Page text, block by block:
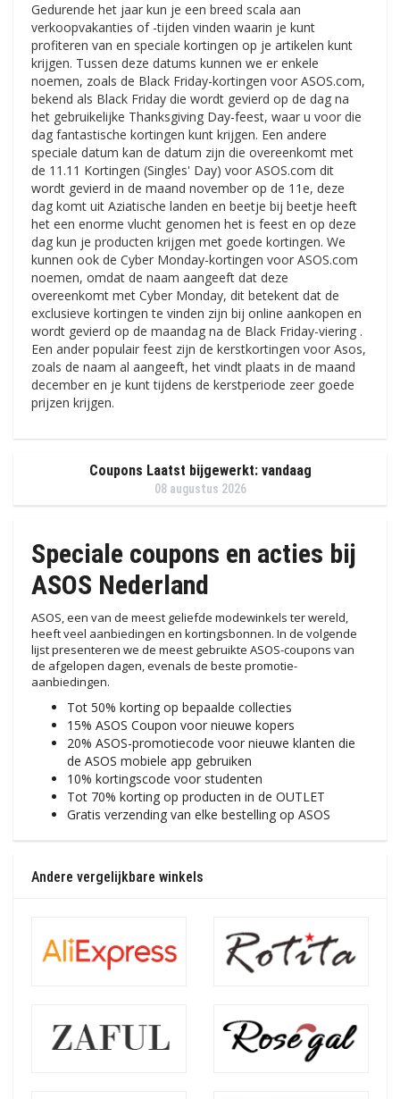
Gedurende het jaar kun je een breed scala aan
verkoopvakanties of -tijden vinden waarin je kunt
profiteren van en speciale kortingen op je artikelen kunt
krijgen. Tussen deze datums kunnen we er enkele
noemen, zoals de Black Friday-kortingen voor ASOS.com,
bekend als Black Friday die wordt gevierd op de dag na
het gebruikelijke Thanksgiving Day-feest, waar u voor die
dag fantastische kortingen kunt krijgen. Een andere
speciale datum kan de datum zijn die overeenkomt met
de 11.11 Kortingen (Singles' Day) voor ASOS.com dit
wordt gevierd in de maand november op de 11e, deze
dag komt uit Aziatische landen en beetje bij beetje heeft
het een enorme vlucht genomen het is feest en op deze
dag kun je producten krijgen met goede kortingen. We
kunnen ook de Cyber ​​​​Monday-kortingen voor ASOS.com
noemen, omdat de naam aangeeft dat deze
overeenkomt met Cyber ​​​​Monday, dit betekent dat de
exclusieve kortingen te vinden zijn bij online aankopen en
wordt gevierd op de maandag na de Black Friday-viering .
Een ander populair feest zijn de kerstkortingen voor Asos,
zoals de naam al aangeeft, het vindt plaats in de maand
december en je kunt tijdens de kerstperiode zeer goede
prijzen krijgen.
Coupons Laatst bijgewerkt: vandaag
08 augustus 2026
Speciale coupons en acties bij
ASOS Nederland
ASOS, een van de meest geliefde modewinkels ter wereld,
heeft veel aanbiedingen en kortingsbonnen. In de volgende
lijst presenteren we de meest gebruikte ASOS-coupons van
de afgelopen dagen, evenals de beste promotie-
aanbiedingen.
Tot 50% korting op bepaalde collecties
15% ASOS Coupon voor nieuwe kopers
20% ASOS-promotiecode voor nieuwe klanten die
de ASOS mobiele app gebruiken
10% kortingscode voor studenten
Tot 70% korting op producten in de OUTLET
Gratis verzending van elke bestelling op ASOS
Andere vergelijkbare winkels